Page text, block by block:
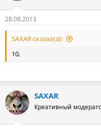
28.08.2013
SAXAR сказал(а):
10.
SAXAR
Креативный